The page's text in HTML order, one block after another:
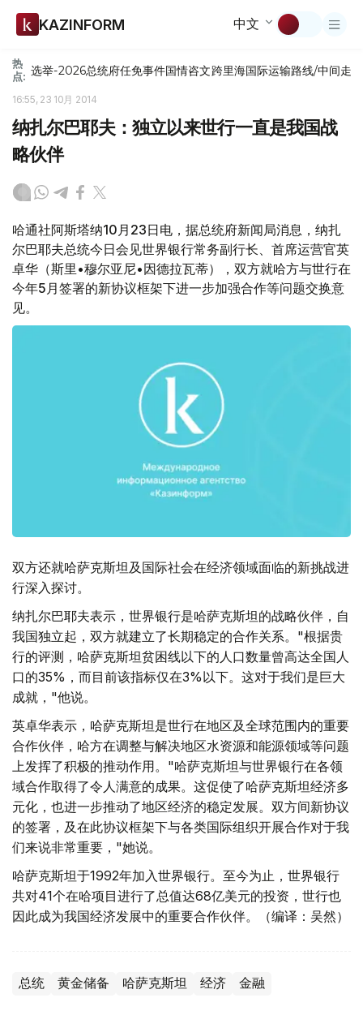
KAZINFORM 中文
热
点: 选举-2026总统府任免事件国情咨文跨里海国际运输路线/中间走廊
16:55, 23 10月 2014
纳扎尔巴耶夫：独立以来世行一直是我国战
略伙伴
哈通社阿斯塔纳10月23日电，据总统府新闻局消息，纳扎
尔巴耶夫总统今日会见世界银行常务副行长、首席运营官英
卓华（斯里•穆尔亚尼•因德拉瓦蒂），双方就哈方与世行在
今年5月签署的新协议框架下进一步加强合作等问题交换意
见。
双方还就哈萨克斯坦及国际社会在经济领域面临的新挑战进
行深入探讨。
纳扎尔巴耶夫表示，世界银行是哈萨克斯坦的战略伙伴，自
我国独立起，双方就建立了长期稳定的合作关系。"根据贵
行的评测，哈萨克斯坦贫困线以下的人口数量曾高达全国人
口的35%，而目前该指标仅在3%以下。这对于我们是巨大
成就，"他说。
英卓华表示，哈萨克斯坦是世行在地区及全球范围内的重要
合作伙伴，哈方在调整与解决地区水资源和能源领域等问题
上发挥了积极的推动作用。"哈萨克斯坦与世界银行在各领
域合作取得了令人满意的成果。这促使了哈萨克斯坦经济多
元化，也进一步推动了地区经济的稳定发展。双方间新协议
的签署，及在此协议框架下与各类国际组织开展合作对于我
们来说非常重要，"她说。
哈萨克斯坦于1992年加入世界银行。至今为止，世界银行
共对41个在哈项目进行了总值达68亿美元的投资，世行也
因此成为我国经济发展中的重要合作伙伴。（编译：吴然）
总统 黄金储备 哈萨克斯坦 经济 金融